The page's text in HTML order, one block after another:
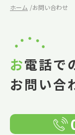
ホーム お問い合わせ
お電話で
お問い合